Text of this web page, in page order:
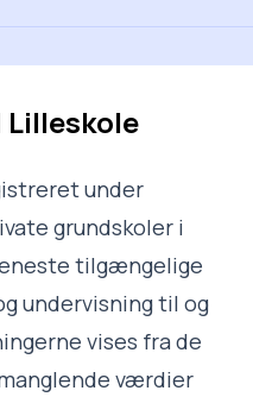
Lilleskole
under
grundskoler i
tilgængelige
undervisning til og
vises fra de
værdier